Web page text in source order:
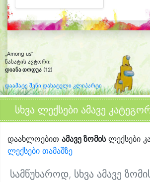
„Among us“
ნახატის ავტორი:
დიანა თოდუა (12)
დაამატე შენი დახატული კლიპარტი
სხვა ლექსები ამავე
დაახლოებით ამავე ზომისლექსები
ლექსები თამაშზე
სამწუხაროდ, სხვა ამავე